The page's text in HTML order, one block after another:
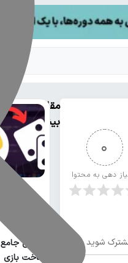
0
دهی به محتوا
شوید
مقالات
بیشتر
آموزش جامع
ساخت بازی